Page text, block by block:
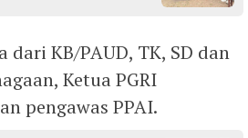
KB/PAUD, TK, SD dan
Ketua PGRI
pengawas PPAI.